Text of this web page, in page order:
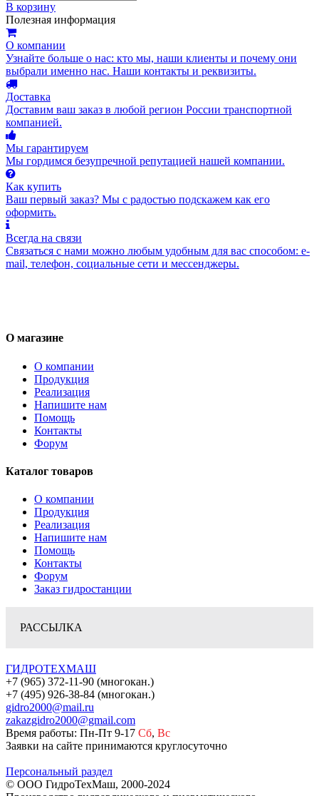
В корзину
Полезная информация
О компании
Узнайте больше о нас: кто мы, наши клиенты и почему они
выбрали именно нас. Наши контакты и реквизиты.
Доставка
Доставим ваш заказ в любой регион России транспортной
компанией.
Мы гарантируем
Мы гордимся безупречной репутацией нашей компании.
Как купить
Ваш первый заказ? Мы с радостью подскажем как его
оформить.
Всегда на связи
Связаться с нами можно любым удобным для вас способом: e-
mail, телефон, социальные сети и мессенджеры.
О магазине
О компании
Продукция
Реализация
Напишите нам
Помощь
Контакты
Форум
Каталог товаров
О компании
Продукция
Реализация
Напишите нам
Помощь
Контакты
Форум
Заказ гидростанции
РАССЫЛКА
ГИДРОТЕХМАШ
+7 (965) 372-11-90 (многокан.)
+7 (495) 926-38-84 (многокан.)
gidro2000@mail.ru
zakazgidro2000@gmail.com
Время работы: Пн-Пт 9-17 Сб, Вс
Заявки на сайте принимаются круглосуточно
Персональный раздел
© ООО ГидроТехМаш, 2000-2024